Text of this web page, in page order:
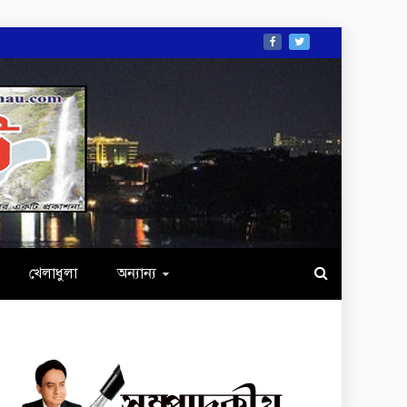
খেলাধুলা অন্যান্য